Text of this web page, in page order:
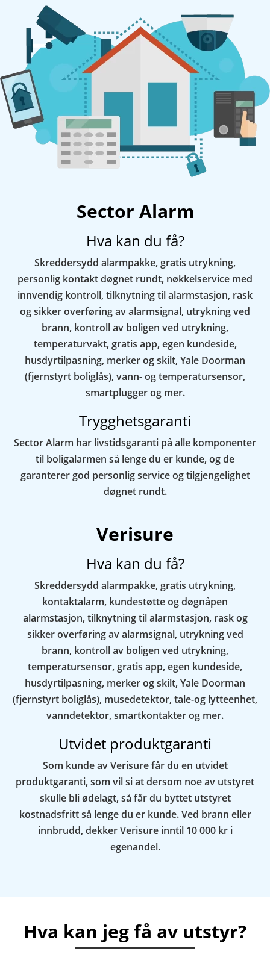
Sector Alarm
Hva kan du få?
Skreddersydd alarmpakke, gratis utrykning,
personlig kontakt døgnet rundt, nøkkelservice med
innvendig kontroll, tilknytning til alarmstasjon, rask
og sikker overføring av alarmsignal, utrykning ved
brann, kontroll av boligen ved utrykning,
temperaturvakt, gratis app, egen kundeside,
husdyrtilpasning, merker og skilt, Yale Doorman
(fjernstyrt boliglås), vann- og temperatursensor,
smartplugger og mer.
Trygghetsgaranti
Sector Alarm har livstidsgaranti på alle komponenter
til boligalarmen så lenge du er kunde, og de
garanterer god personlig service og tilgjengelighet
døgnet rundt.
Verisure
Hva kan du få?
Skreddersydd alarmpakke, gratis utrykning,
kontaktalarm, kundestøtte og døgnåpen
alarmstasjon, tilknytning til alarmstasjon, rask og
sikker overføring av alarmsignal, utrykning ved
brann, kontroll av boligen ved utrykning,
temperatursensor, gratis app, egen kundeside,
husdyrtilpasning, merker og skilt, Yale Doorman
(fjernstyrt boliglås), musedetektor, tale-og lytteenhet,
vanndetektor, smartkontakter og mer.
Utvidet produktgaranti
Som kunde av Verisure får du en utvidet
produktgaranti, som vil si at dersom noe av utstyret
skulle bli ødelagt, så får du byttet utstyret
kostnadsfritt så lenge du er kunde. Ved brann eller
innbrudd, dekker Verisure inntil 10 000 kr i
egenandel.
Hva kan jeg få av utstyr?